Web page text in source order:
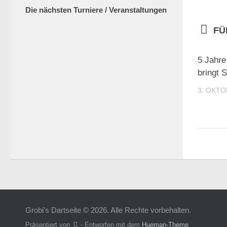
5
bringt
3.
Die nächsten Turniere / Veranstaltungen
Grobi's Dartseite © 2026. Alle Rechte vorbehalten.
Präsentiert von - Entworfen mit dem Hueman-Theme